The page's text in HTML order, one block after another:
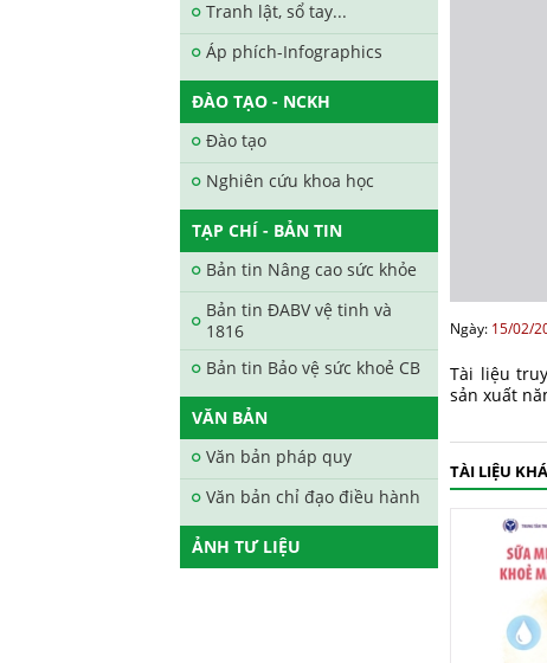
Tranh lật, sổ tay...
Áp phích-Infographics
ĐÀO TẠO - NCKH
Đào tạo
Nghiên cứu khoa học
TẠP CHÍ - BẢN TIN
Bản tin Nâng cao sức khỏe
Bản tin ĐABV vệ tinh và
1816
Bản tin Bảo vệ sức khoẻ CB
VĂN BẢN
Văn bản pháp quy
Văn bản chỉ đạo điều hành
ẢNH TƯ LIỆU
Ngày: 15/02/
Tài liệu
sản xuất
TÀI LIỆU